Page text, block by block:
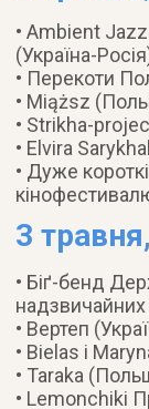
• Ambient
(Україна-
• Перекоти
• Miąższ
• Strikha-
• Elvira
• Дуже
3
• Біґ-бенд
надзвичайних
• Вертеп
• Bielas i
• Taraka
• Lemonchiki